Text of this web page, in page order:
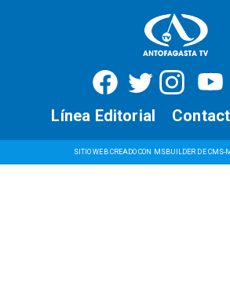
SITIO WEB CREADO CON MSBUILDER DE CMS-
Línea Editorial